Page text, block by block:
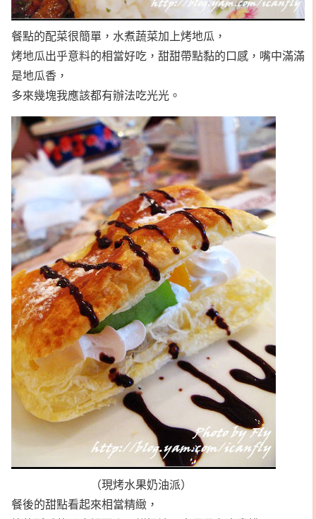
餐點的配菜很簡單，水煮蔬菜加上烤地瓜，
烤地瓜出乎意料的相當好吃，甜甜帶點黏的口感，嘴中滿滿
是地瓜香，
多來幾塊我應該都有辦法吃光光。
（現烤水果奶油派）
餐後的甜點看起來相當精緻，